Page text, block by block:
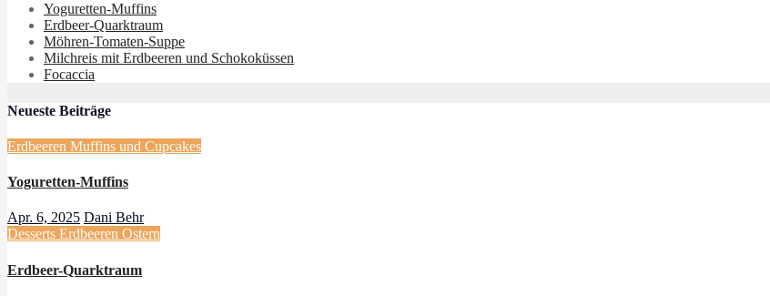
Yoguretten-Muffins
Erdbeer-Quarktraum
Möhren-Tomaten-Suppe
Milchreis mit Erdbeeren und Schokoküssen
Focaccia
Neueste Beiträge
Erdbeeren Muffins und Cupcakes
Yoguretten-Muffins
Apr. 6, 2025 Dani Behr
Desserts Erdbeeren Ostern
Erdbeer-Quarktraum